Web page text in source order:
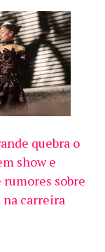
quebra o
show e
rumores sobre
na carreira